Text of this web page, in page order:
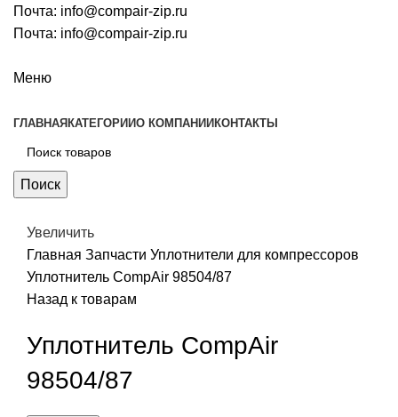
Почта: info@compair-zip.ru
Почта: info@compair-zip.ru
Меню
ГЛАВНАЯ КАТЕГОРИИО КОМПАНИИ КОНТАКТЫ
Поиск
Увеличить
Главная Запчасти Уплотнители для компрессоров
Уплотнитель CompAir 98504/87
Назад к товарам
Уплотнитель CompAir
98504/87